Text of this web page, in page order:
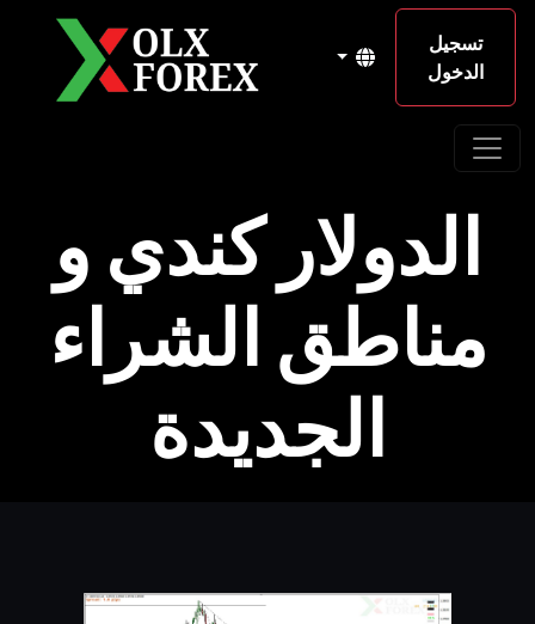
تسجيل
الدخول
الدولار كندي و
مناطق الشراء
الجديدة